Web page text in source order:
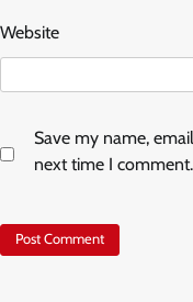
Website
Save my name,
next time I comment.